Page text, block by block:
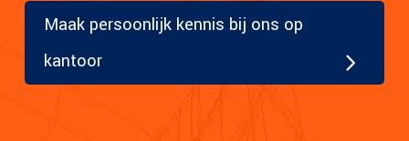
Maak persoonlijk kennis bij ons op
kantoor